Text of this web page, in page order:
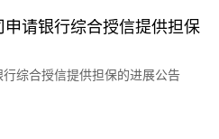
请银行综合授信提供担保
综合授信提供担保的进展公告